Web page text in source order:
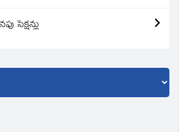
సెక్షన్లు